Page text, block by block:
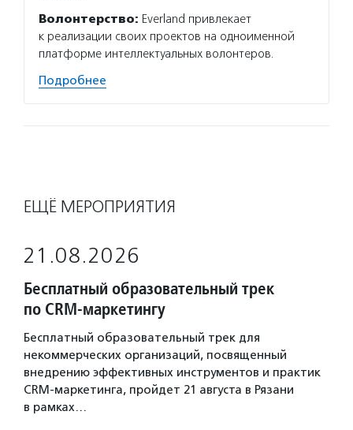
Волонтерство: Everland привлекает
к реализации своих проектов на одноименной
платформе интеллектуальных волонтеров.
Подробнее
ЕЩЁ МЕРОПРИЯТИЯ
21.08.2026
Бесплатный образовательный трек
по CRM-маркетингу
Бесплатный образовательный трек для
некоммерческих организаций, посвященный
внедрению эффективных инструментов и практик
CRM-маркетинга, пройдет 21 августа в Рязани
в рамках…